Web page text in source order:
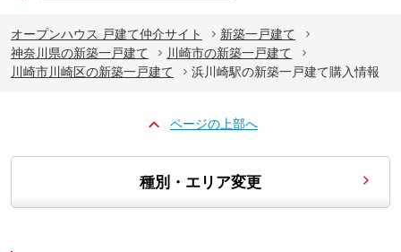
オープンハウス 戸建て仲介サイト
新築一戸建て
神奈川県の新築一戸建て
川崎市の新築一戸建て
川崎市川崎区の新築一戸建て
浜川崎駅の新築一戸建て購入情報
ページの上部へ
種別・エリア変更